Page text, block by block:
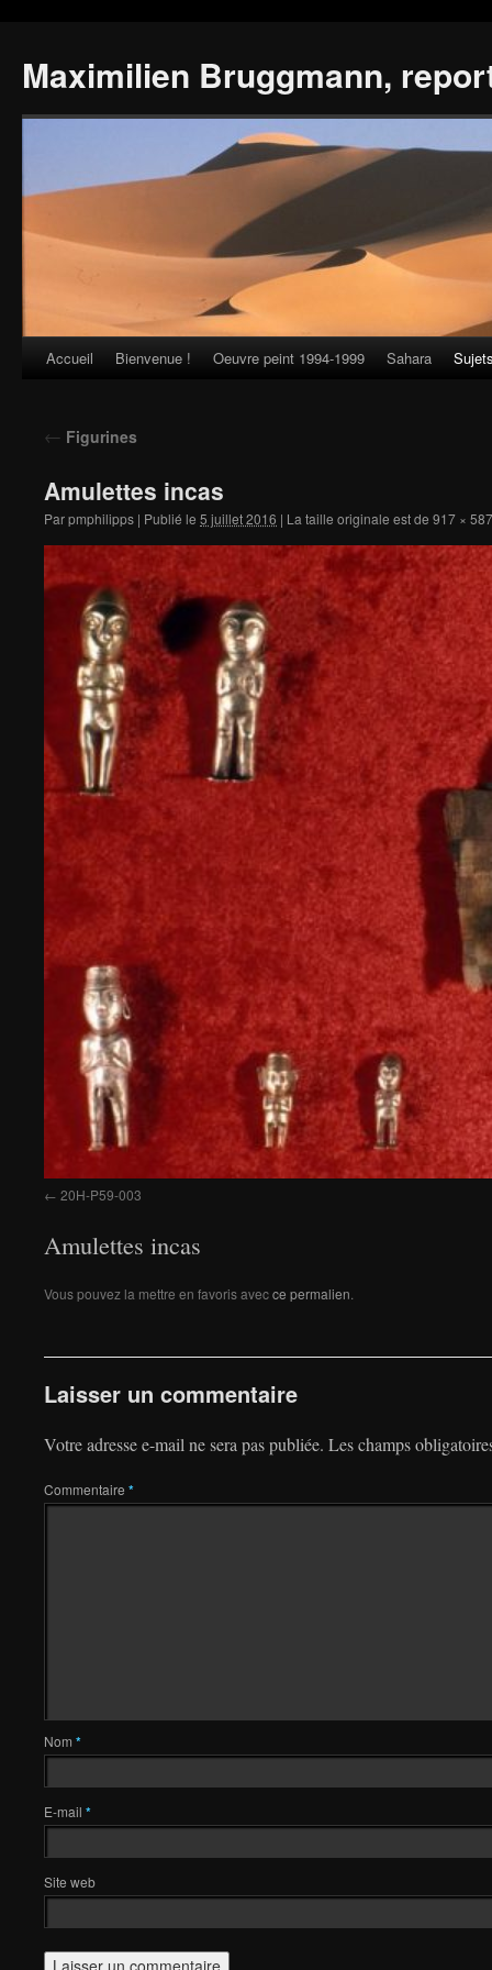
Maximilien Bruggmann,
Skip
content
Accueil Bienvenue ! Oeuvre peint 1994-1999 Sahara
← Figurines
Amulettes incas
Parpmphilipps | Publié le 5 juillet 2016 | La taille originale est de 917 × 587
20H-P59-003
Amulettes incas
Vous pouvez la mettre en favoris avecce permalien
Laisser un commentaire
Votre adresse e-mail ne sera pas publiée. Les champs
Commentaire *
Nom *
E-mail *
Site web